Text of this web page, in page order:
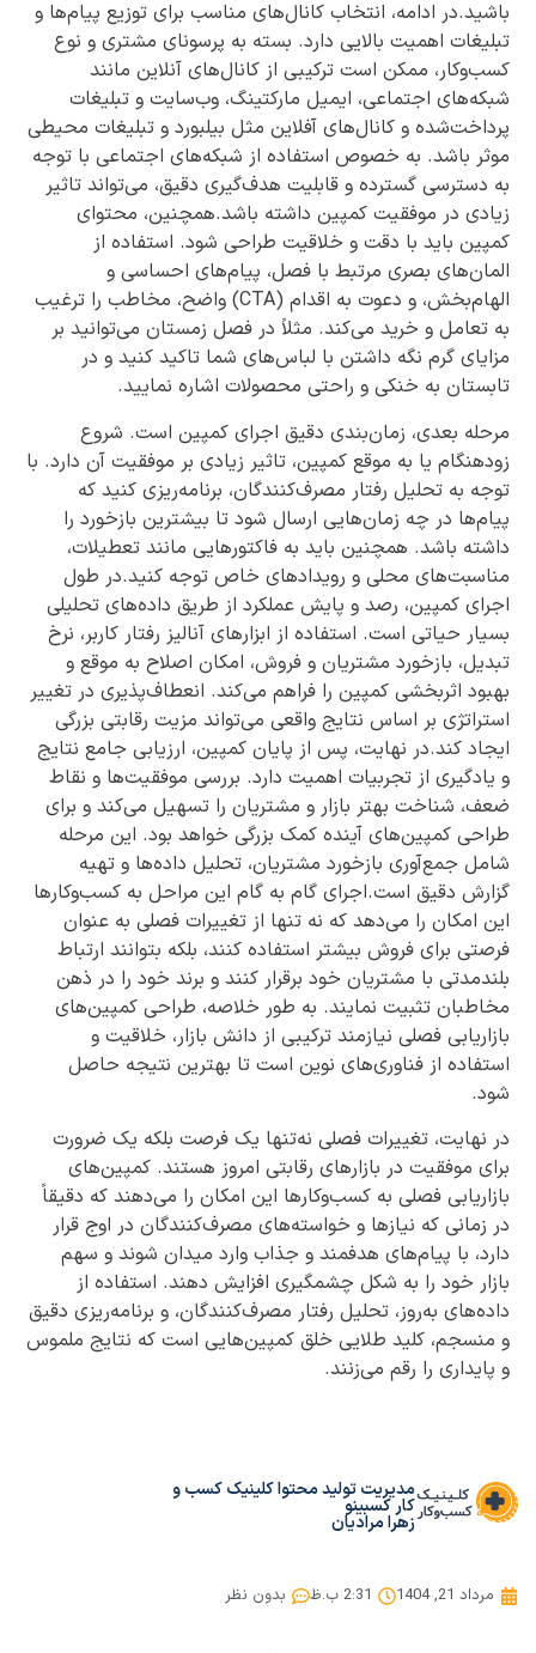
باشید.در ادامه، انتخاب کانال‌های مناسب برای توزیع پیام‌ها و
تبلیغات اهمیت بالایی دارد. بسته به پرسونای مشتری و نوع
کسب‌وکار، ممکن است ترکیبی از کانال‌های آنلاین مانند
شبکه‌های اجتماعی، ایمیل مارکتینگ، وب‌سایت و تبلیغات
پرداخت‌شده و کانال‌های آفلاین مثل بیلبورد و تبلیغات محیطی
موثر باشد. به خصوص استفاده از شبکه‌های اجتماعی با توجه
به دسترسی گسترده و قابلیت هدف‌گیری دقیق، می‌تواند تاثیر
زیادی در موفقیت کمپین داشته باشد.همچنین، محتوای
کمپین باید با دقت و خلاقیت طراحی شود. استفاده از
المان‌های بصری مرتبط با فصل، پیام‌های احساسی و
الهام‌بخش، و دعوت به اقدام (CTA) واضح، مخاطب را ترغیب
به تعامل و خرید می‌کند. مثلاً در فصل زمستان می‌توانید بر
مزایای گرم نگه داشتن با لباس‌های شما تاکید کنید و در
تابستان به خنکی و راحتی محصولات اشاره نمایید.
مرحله بعدی، زمان‌بندی دقیق اجرای کمپین است. شروع
زودهنگام یا به موقع کمپین، تاثیر زیادی بر موفقیت آن دارد. با
توجه به تحلیل رفتار مصرف‌کنندگان، برنامه‌ریزی کنید که
پیام‌ها در چه زمان‌هایی ارسال شود تا بیشترین بازخورد را
داشته باشد. همچنین باید به فاکتورهایی مانند تعطیلات،
مناسبت‌های محلی و رویدادهای خاص توجه کنید.در طول
اجرای کمپین، رصد و پایش عملکرد از طریق داده‌های تحلیلی
بسیار حیاتی است. استفاده از ابزارهای آنالیز رفتار کاربر، نرخ
تبدیل، بازخورد مشتریان و فروش، امکان اصلاح به موقع و
بهبود اثربخشی کمپین را فراهم می‌کند. انعطاف‌پذیری در تغییر
استراتژی بر اساس نتایج واقعی می‌تواند مزیت رقابتی بزرگی
ایجاد کند.در نهایت، پس از پایان کمپین، ارزیابی جامع نتایج
و یادگیری از تجربیات اهمیت دارد. بررسی موفقیت‌ها و نقاط
ضعف، شناخت بهتر بازار و مشتریان را تسهیل می‌کند و برای
طراحی کمپین‌های آینده کمک بزرگی خواهد بود. این مرحله
شامل جمع‌آوری بازخورد مشتریان، تحلیل داده‌ها و تهیه
گزارش دقیق است.اجرای گام به گام این مراحل به کسب‌وکارها
این امکان را می‌دهد که نه تنها از تغییرات فصلی به عنوان
فرصتی برای فروش بیشتر استفاده کنند، بلکه بتوانند ارتباط
بلندمدتی با مشتریان خود برقرار کنند و برند خود را در ذهن
مخاطبان تثبیت نمایند. به طور خلاصه، طراحی کمپین‌های
بازاریابی فصلی نیازمند ترکیبی از دانش بازار، خلاقیت و
استفاده از فناوری‌های نوین است تا بهترین نتیجه حاصل
شود.
در نهایت، تغییرات فصلی نه‌تنها یک فرصت بلکه یک ضرورت
برای موفقیت در بازارهای رقابتی امروز هستند. کمپین‌های
بازاریابی فصلی به کسب‌وکارها این امکان را می‌دهند که دقیقاً
در زمانی که نیازها و خواسته‌های مصرف‌کنندگان در اوج قرار
دارد، با پیام‌های هدفمند و جذاب وارد میدان شوند و سهم
بازار خود را به شکل چشمگیری افزایش دهند. استفاده از
داده‌های به‌روز، تحلیل رفتار مصرف‌کنندگان، و برنامه‌ریزی دقیق
و منسجم، کلید طلایی خلق کمپین‌هایی است که نتایج ملموس
و پایداری را رقم می‌زنند.
مدیریت تولید محتوا کلینیک کسب و
کار کسبینو
زهرا مرادیان
مرداد 21, 1404 2:31 ب.ظ بدون نظر